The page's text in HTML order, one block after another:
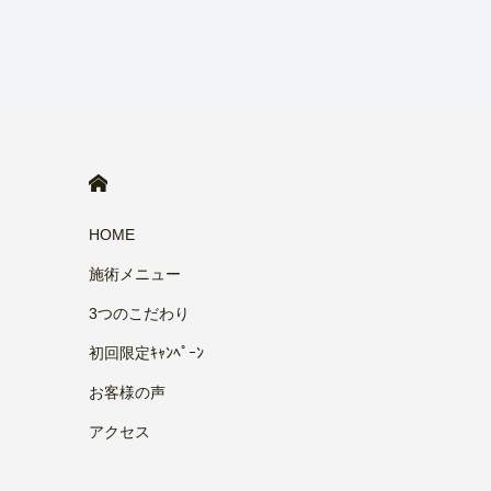
HOME
施術メニュー
3つのこだわり
初回限定ｷｬﾝﾍﾟｰﾝ
お客様の声
アクセス